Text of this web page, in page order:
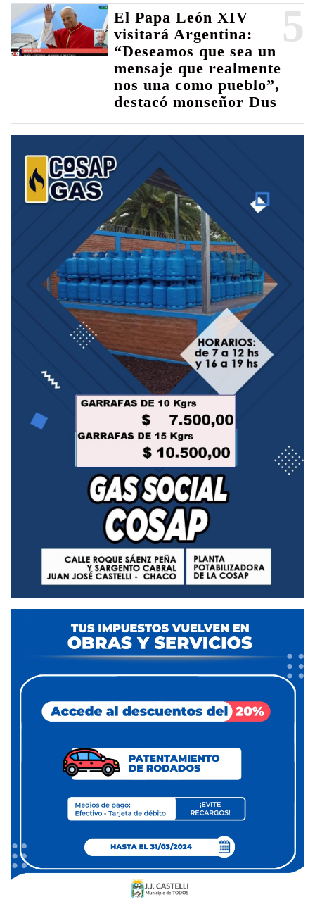
5
El Papa León XIV
visitará Argentina:
“Deseamos que sea un
mensaje que realmente
nos una como pueblo”,
destacó monseñor Dus